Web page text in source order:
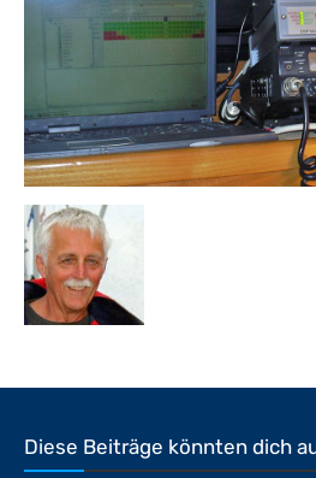
Diese Beiträge könnten dich